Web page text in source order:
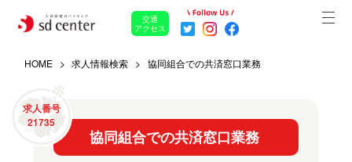
交通
アクセス
HOME 求人情報検索 協同組合での共済窓口業務
求人番号
21735
協同組合での共済窓口業務